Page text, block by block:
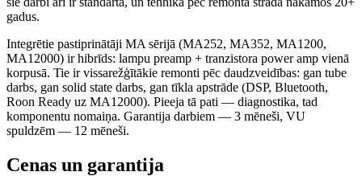
gadus.
Integrētie pastiprinātāji MA sērijā (MA252, MA352, MA1200,
MA12000) ir hibrīds: lampu preamp + tranzistora power amp vienā
korpusā. Tie ir vissarežģītākie remonti pēc daudzveidības: gan tube
darbs, gan solid state darbs, gan tīkla apstrāde (DSP, Bluetooth,
Roon Ready uz MA12000). Pieeja tā pati — diagnostika, tad
komponentu nomaiņa. Garantija darbiem — 3 mēneši, VU
spuldzēm — 12 mēneši.
Cenas un garantija